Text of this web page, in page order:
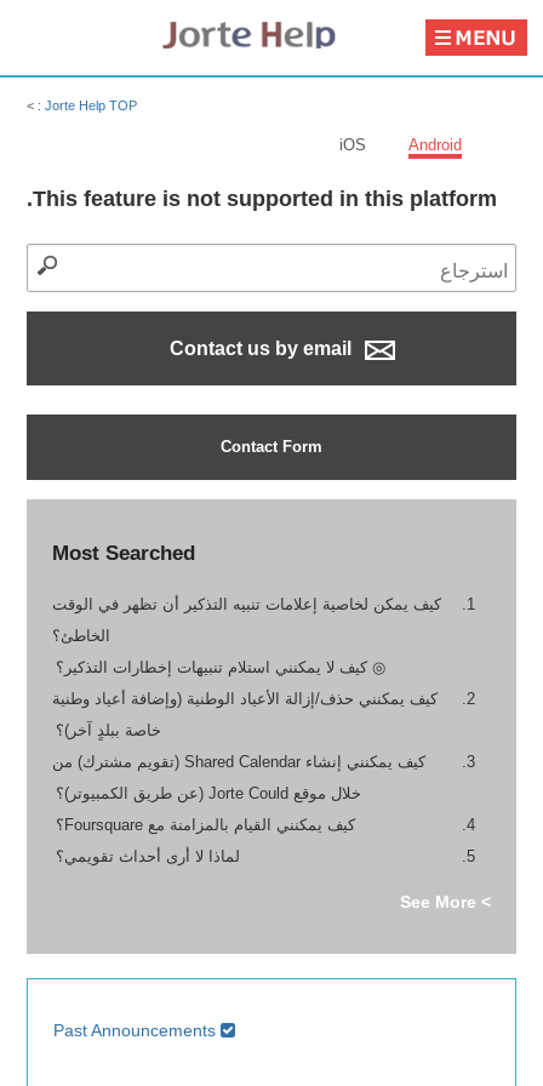
Jorte Help TOP :
>
Android
iOS
This feature is not supported in this platform.
Contact Form
Most Searched
كيف يمكن لخاصية إعلامات تنبيه التذكير أن تظهر في الوقت
الخاطئ؟
◎ كيف لا يمكنني استلام تنبيهات إخطارات التذكير؟
كيف يمكنني حذف/إزالة الأعياد الوطنية (وإضافة أعياد وطنية
خاصة ببلدٍ آخر)؟
كيف يمكنني إنشاء Shared Calendar (تقويم مشترك) من
خلال موقع Jorte Could (عن طريق الكمبيوتر)؟
كيف يمكنني القيام بالمزامنة مع Foursquare؟
لماذا لا أرى أحداث تقويمي؟
> See More
Past Announcements